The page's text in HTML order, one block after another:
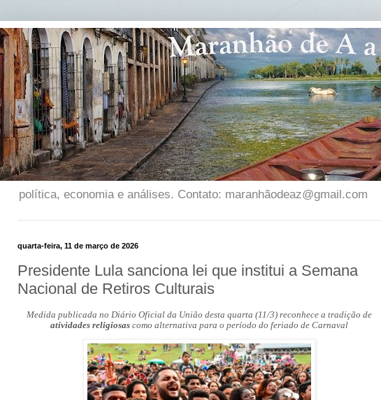
política, economia e análises. Contato: maranhãodeaz@gmail.com
quarta-feira, 11 de março de 2026
Presidente Lula sanciona lei que institui a Semana
Nacional de Retiros Culturais
Medida publicada no Diário Oficial da União desta quarta (11/3) reconhece a tradição de
atividades religiosas como alternativa para o período do feriado de Carnaval